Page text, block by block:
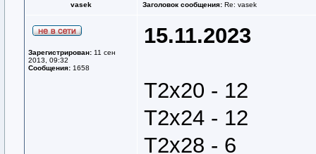
vasek Заголовок сообщения: Re: vasek
Зарегистрирован: 11 сен
2013, 09:32
Сообщения: 1658
15.11.2023
Т2х20 - 12
Т2х24 - 12
Т2х28 - 6